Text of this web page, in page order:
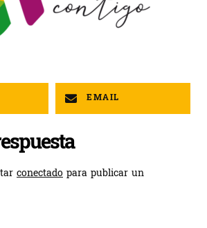
EMAIL
conectado para publicar un